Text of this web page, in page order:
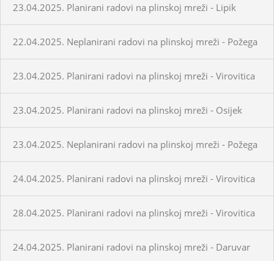
23.04.2025. Planirani radovi na plinskoj mreži - Lipik
22.04.2025. Neplanirani radovi na plinskoj mreži - Požega
23.04.2025. Planirani radovi na plinskoj mreži - Virovitica
23.04.2025. Planirani radovi na plinskoj mreži - Osijek
23.04.2025. Neplanirani radovi na plinskoj mreži - Požega
24.04.2025. Planirani radovi na plinskoj mreži - Virovitica
28.04.2025. Planirani radovi na plinskoj mreži - Virovitica
24.04.2025. Planirani radovi na plinskoj mreži - Daruvar